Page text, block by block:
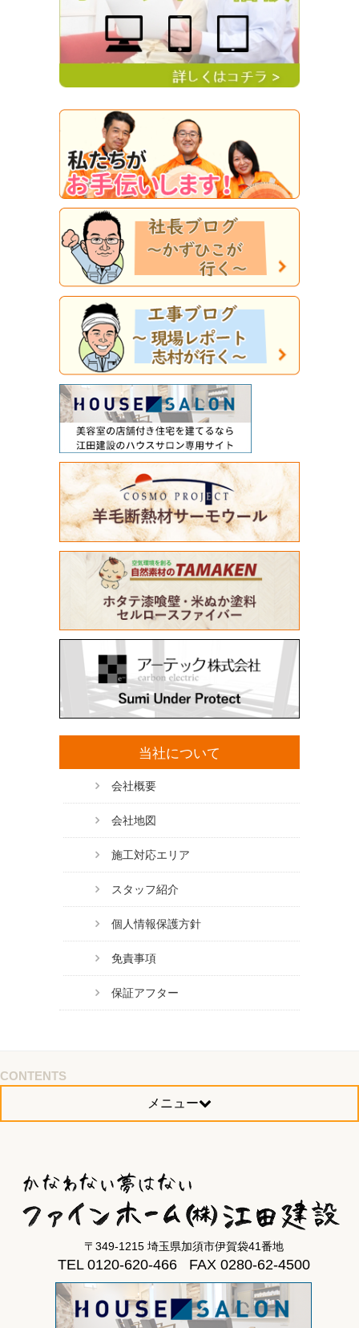
当社について
会社概要
会社地図
施工対応エリア
スタッフ紹介
個人情報保護方針
免責事項
保証アフター
CONTENTS
メニュー
〒349-1215 埼玉県加須市伊賀袋41番地
TEL 0120-620-466 FAX 0280-62-4500